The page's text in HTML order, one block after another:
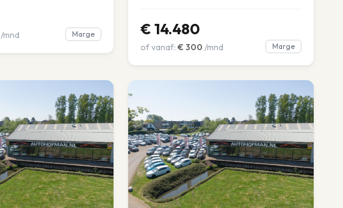
/mnd Marge € 14.480
of vanaf: € 300 /mnd Marge